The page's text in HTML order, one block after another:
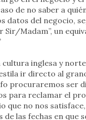
de no saber a
datos del negocio,
Sir/Madam”, un
cultura inglesa y
ir directo al
procuraremos ser
para reclamar el
que no nos satisface,
de las fechas en que